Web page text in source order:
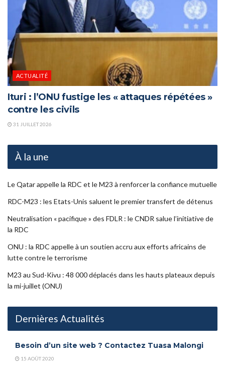
ACTUALITÉ
Ituri : l’ONU fustige les « attaques répétées »
contre les civils
31 JUILLET 2026
À la une
Le Qatar appelle la RDC et le M23 à renforcer la confiance mutuelle
RDC-M23 : les Etats-Unis saluent le premier transfert de détenus
Neutralisation « pacifique » des FDLR : le CNDR salue l’initiative de
la RDC
ONU : la RDC appelle à un soutien accru aux efforts africains de
lutte contre le terrorisme
M23 au Sud-Kivu : 48 000 déplacés dans les hauts plateaux depuis
la mi-juillet (ONU)
Dernières Actualités
Besoin d’un site web ? Contactez Tuasa Malongi
15 AOÛT 2020